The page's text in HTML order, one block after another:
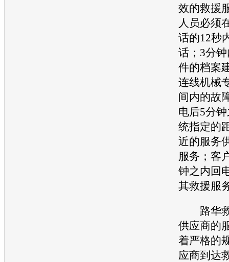
效的救援
人员必须
话的12秒
话；3分
件的档案
连线机械
间内的故
电后5分
统指定的
近的服务
服务；客
钟之内回
其救援服
路华救
供应商的
着严格的
应商到达